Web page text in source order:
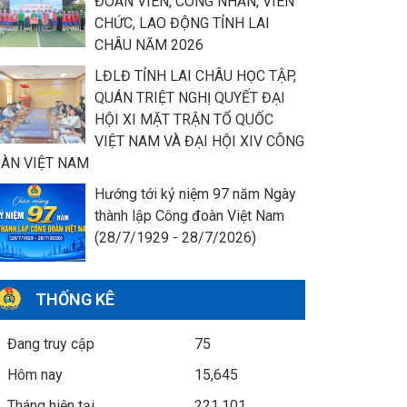
CHỨC, LAO ĐỘNG TỈNH LAI
CHÂU NĂM 2026
LĐLĐ TỈNH LAI CHÂU HỌC TẬP,
QUÁN TRIỆT NGHỊ QUYẾT ĐẠI
HỘI XI MẶT TRẬN TỔ QUỐC
VIỆT NAM VÀ ĐẠI HỘI XIV CÔNG
VIỆT NAM
Hướng tới kỷ niệm 97 năm Ngày
thành lập Công đoàn Việt Nam
(28/7/1929 - 28/7/2026)
THỐNG KÊ
Đang truy cập
75
Hôm nay
15,645